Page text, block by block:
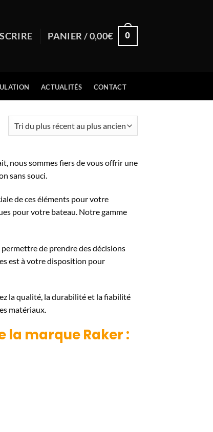
PANIER /0,00€ 0
ACTUALITÉS CONTACT
nous sommes fiers de vous offrir une
sans souci.
de ces éléments pour votre
pour votre bateau. Notre gamme
de prendre des décisions
est à votre disposition pour
la qualité, la durabilité et la fiabilité
matériaux.
la marqueRaker: